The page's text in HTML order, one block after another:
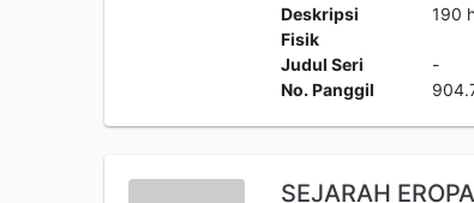
Deskripsi
Fisik
190
Judul Seri
-
No. Panggil
SEJARAH EROPA